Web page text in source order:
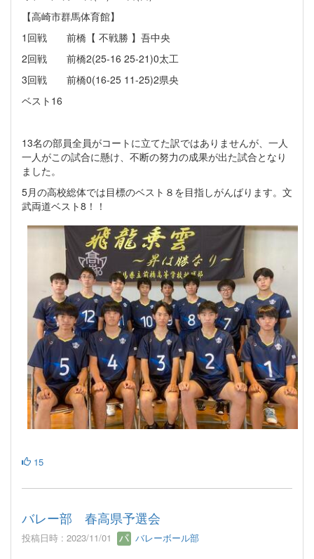
【高崎市群馬体育館】
1回戦 前橋【 不戦勝 】吾中央
2回戦 前橋2(25-16 25-21)0太工
3回戦 前橋0(16-25 11-25)2県央
ベスト16
13名の部員全員がコートに立てた訳ではありませんが、一人
一人がこの試合に懸け、不断の努力の成果が出た試合となり
ました。
5月の高校総体では目標のベスト８を目指しがんばります。文
武両道ベスト8！！
15
バレー部 春高県予選会
投稿日時 : 2023/11/01 バレーボール部